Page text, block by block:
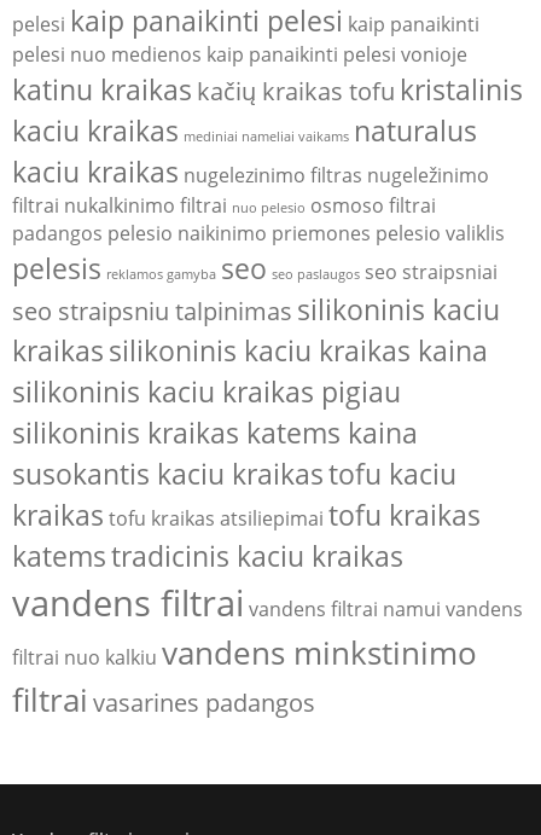
pelesi kaip panaikinti pelesi kaip panaikinti
pelesi nuo medienos kaip panaikinti pelesi vonioje
katinu kraikas kačių kraikas tofu kristalinis
kaciu kraikas mediniai nameliai vaikams naturalus
kaciu kraikas nugelezinimo filtras nugeležinimo
filtrai nukalkinimo filtrai nuo pelesio osmoso filtrai
padangos pelesio naikinimo priemones pelesio valiklis
pelesis reklamos gamyba seo seo paslaugos seo straipsniai
seo straipsniu talpinimas silikoninis kaciu
kraikassilikoninis kaciu kraikas kaina
silikoninis kaciu kraikas pigiau
silikoninis kraikas katems kaina
susokantis kaciu kraikastofu kaciu
kraikas tofu kraikas atsiliepimai tofu kraikas
katemstradicinis kaciu kraikas
vandens filtrai vandens filtrai namui vandens
filtrai nuo kalkiu vandens minkstinimo
filtrai vasarines padangos